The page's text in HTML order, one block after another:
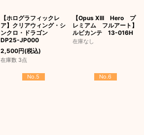
【ホログラフィックレ
ア】クリアウィング・シ
ンクロ・ドラゴン
DP25-JP000
2,500円(税込)
在庫数 3点
【Opus XIII Hero プ
レミアム フルアート】
ルビカンテ 13-016H
在庫なし
No.5 No.6